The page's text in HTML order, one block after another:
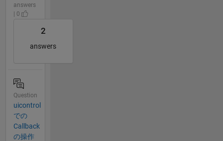
answers
| 0
2
answers
Question
uicontrol
での
Callback
の操作